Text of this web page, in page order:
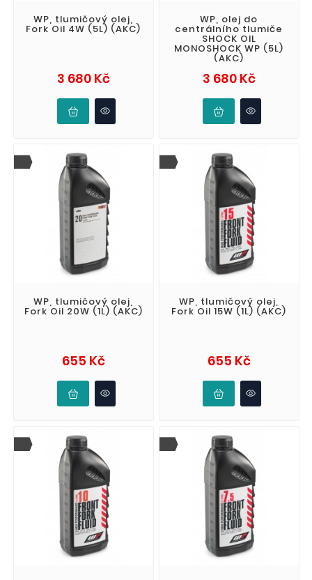
WP, tlumičový olej,
Fork Oil 4W (5L) (AKC)
3 680 KčCena
WP, olej do
centrálního tlumiče
SHOCK OIL
MONOSHOCK WP (5L)
(AKC)
3 680 KčCena
WP, tlumičový olej,
Fork Oil 20W (1L) (AKC)
655 KčCena
WP, tlumičový olej,
Fork Oil 15W (1L) (AKC)
655 KčCena